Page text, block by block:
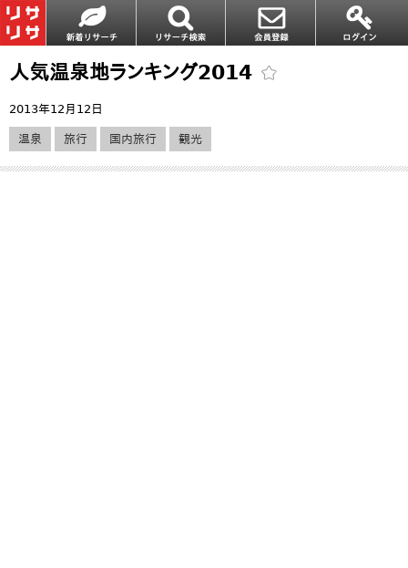
人気温泉地ランキング2014
2013年12月12日
温泉 旅行 国内旅行 観光